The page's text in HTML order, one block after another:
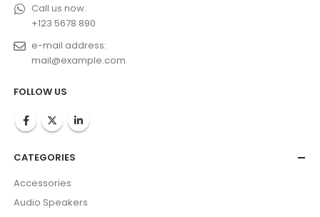
Call us now:
+123 5678 890
e-mail address:
mail@example.com
FOLLOW US
CATEGORIES
Accessories
Audio Speakers